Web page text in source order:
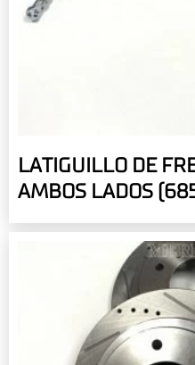
LATIGUILLO DE
AMBOS LADOS